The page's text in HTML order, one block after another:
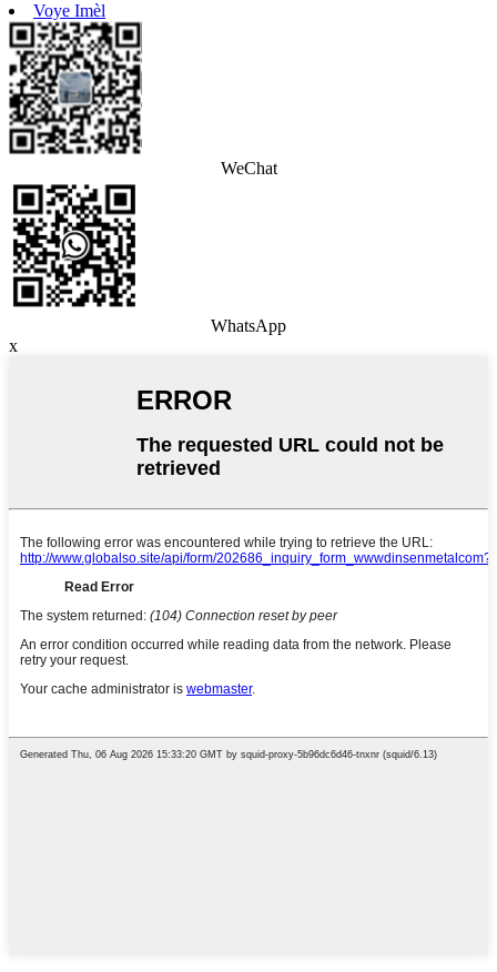
Voye Imèl
WeChat
WhatsApp
x